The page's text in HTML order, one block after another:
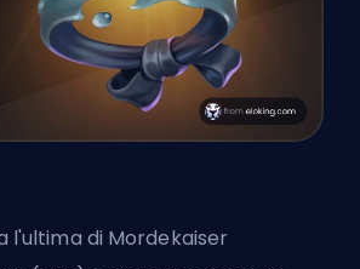
l'ultima di Mordekaiser